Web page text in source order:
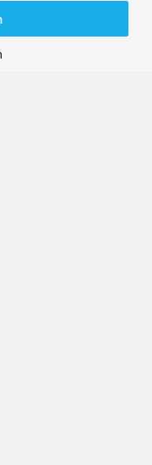
Lucht- en
(NLR) heeft Olivier
tot divisiemanager